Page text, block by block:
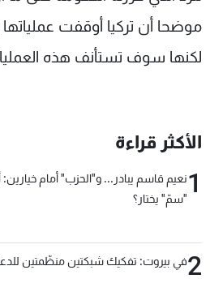
موضحا أن تركيا أوقفت عملياتها
لكنها سوف تستأنف هذه
الأكثر قراءة
1نعيم قاسم يبادر... و"الحزب" أمام خيارين:
"سمّ" يختار؟
2في بيروت: تفكيك شبكتين منظّمتين